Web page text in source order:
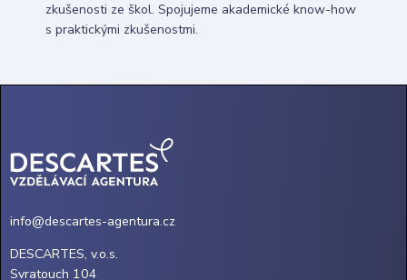
zkušenosti ze škol. Spojujeme akademické know-how
s praktickými zkušenostmi.
info@descartes-agentura.cz
DESCARTES, v.o.s.
Svratouch 104